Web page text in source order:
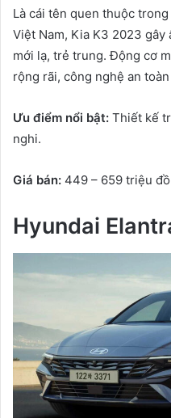
Là cái tên quen thuộc
Việt Nam, Kia K3 2023
mới lạ, trẻ trung. Động cơ
rộng rãi, công nghệ an
Ưu điểm nổi bật: Thiết kế
nghi.
Giá bán: 449 – 659 triệu
Hyundai